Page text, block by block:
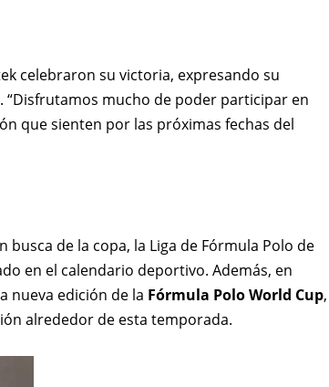
celebraron su victoria, expresando su
mucho de poder participar en
que sienten por las próximas fechas del
de la copa, la Liga de Fórmula Polo de
en el calendario deportivo. Además, en
nueva edición de la Fórmula Polo World Cup,
alrededor de esta temporada.